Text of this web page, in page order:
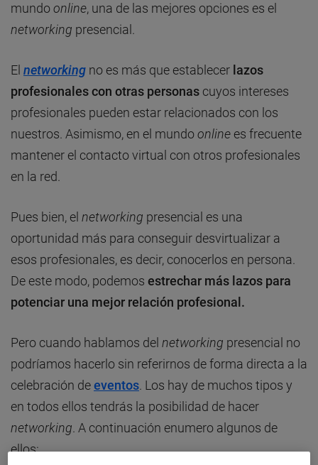
mundoonline, una de las mejores opciones es el
networking presencial.
El networking no es más que establecer lazos
profesionales con otras personas cuyos intereses
profesionales pueden estar relacionados con los
nuestros. Asimismo, en el mundoonline es frecuente
mantener el contacto virtual con otros profesionales
en la red.
Pues bien, el networking presencial es una
oportunidad más para conseguir desvirtualizar a
esos profesionales, es decir, conocerlos en persona.
De este modo, podemos estrechar más lazos para
potenciar una mejor relación profesional.
Pero cuando hablamos del networking presencial no
podríamos hacerlo sin referirnos de forma directa a la
celebración deeventos . Los hay de muchos tipos y
en todos ellos tendrás la posibilidad de hacer
networking . A continuación enumero algunos de
ellos: